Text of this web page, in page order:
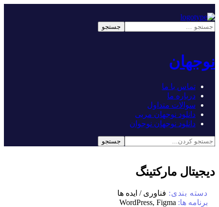
نوجهان
تماس با ما
درباره ما
سوالات متداول
دانلود نوجهان مربی
دانلود نوجهان نوجوان
دیجیتال مارکتینگ
دسته بندی:فناوری / ایده ها
برنامه ها:WordPress, Figma